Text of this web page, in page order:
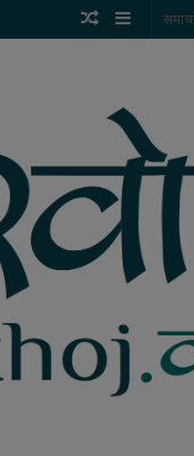
Sidebar
Random